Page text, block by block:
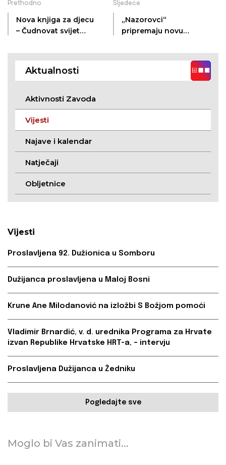
Prethodno
Nova knjiga za djecu
– Čudnovat svijet
Meštra
Sljedeće
„Nazorovci“
pripremaju novu
Aktualnosti
Aktivnosti Zavoda
Vijesti
Najave i kalendar
Natječaji
Obljetnice
Vijesti
Proslavljena 92. Dužionica u Somboru
Dužijanca proslavljena u Maloj Bosni
Krune Ane Milodanović na izložbi S Božjom pomoći
Vladimir Brnardić, v. d. urednika Programa za Hrvate
izvan Republike Hrvatske HRT-a, – intervju
Proslavljena Dužijanca u Žedniku
Pogledajte sve
Moglo bi Vas zanimati...